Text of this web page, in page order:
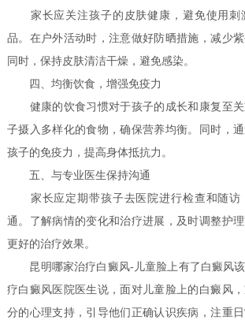
家长应关注孩子的皮肤健康，避免使用刺
品。在户外活动时，注意做好防晒措施，减少紫
同时，保持皮肤清洁干燥，避免感染。
四、均衡饮食，增强免疫力
健康的饮食习惯对于孩子的成长和康复至关
子摄入多样化的食物，确保营养均衡。同时，
孩子的免疫力，提高身体抵抗力。
五、与专业医生保持沟通
家长应定期带孩子去医院进行检查和随访
通。了解病情的变化和治疗进展，及时调整护
更好的治疗效果。
昆明哪家治疗白癜风-儿童脸上有了白癜风该
疗白癜风医院医生说，面对儿童脸上的白癜风
分的心理支持，引导他们正确认识疾病，注重